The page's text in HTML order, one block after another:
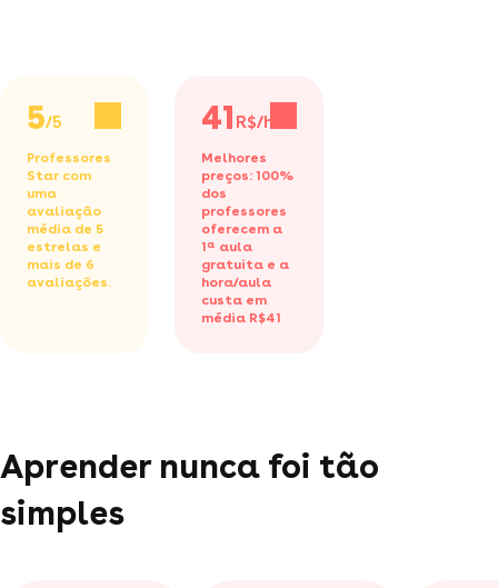
5/5
Professores
Star com
uma
avaliação
média de 5
estrelas e
mais de 6
avaliações.
41 R$/h
Melhores
preços: 100%
dos
professores
oferecem a
1ª aula
gratuita e a
hora/aula
custa em
média R$41
Aprender nunca foi tão
simples